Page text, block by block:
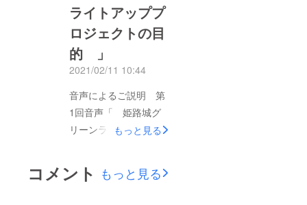
のご支援に対するリ
ターンリターンその
2 1000円のご支援に
対するリターンリター
ンその3 150000円の
ご支援に対するリター
ン
ライトアッププ
ロジェクトの目
的 」
2021/02/11 10:44
音声によるご説明 第
1回音声「 姫路城グ
リーンライトアッププ
です。約2分の音声で
す。作業をしながら聞
もっと見る
コメント もっと見る